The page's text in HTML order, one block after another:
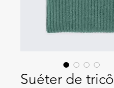
Suéter de tricô